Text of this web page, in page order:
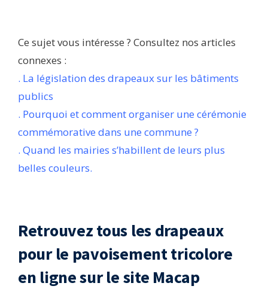
Ce sujet vous intéresse ? Consultez nos articles
connexes :
. La législation des drapeaux sur les bâtiments
publics
. Pourquoi et comment organiser une cérémonie
commémorative dans une commune ?
. Quand les mairies s’habillent de leurs plus
belles couleurs.
Retrouvez tous les drapeaux
pour le pavoisement tricolore
en ligne sur le site Macap